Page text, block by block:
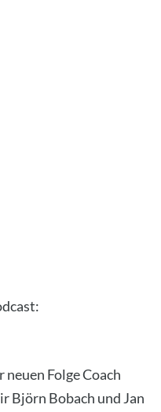
Fol­ge Coach
Björn Bob­ach und Jan